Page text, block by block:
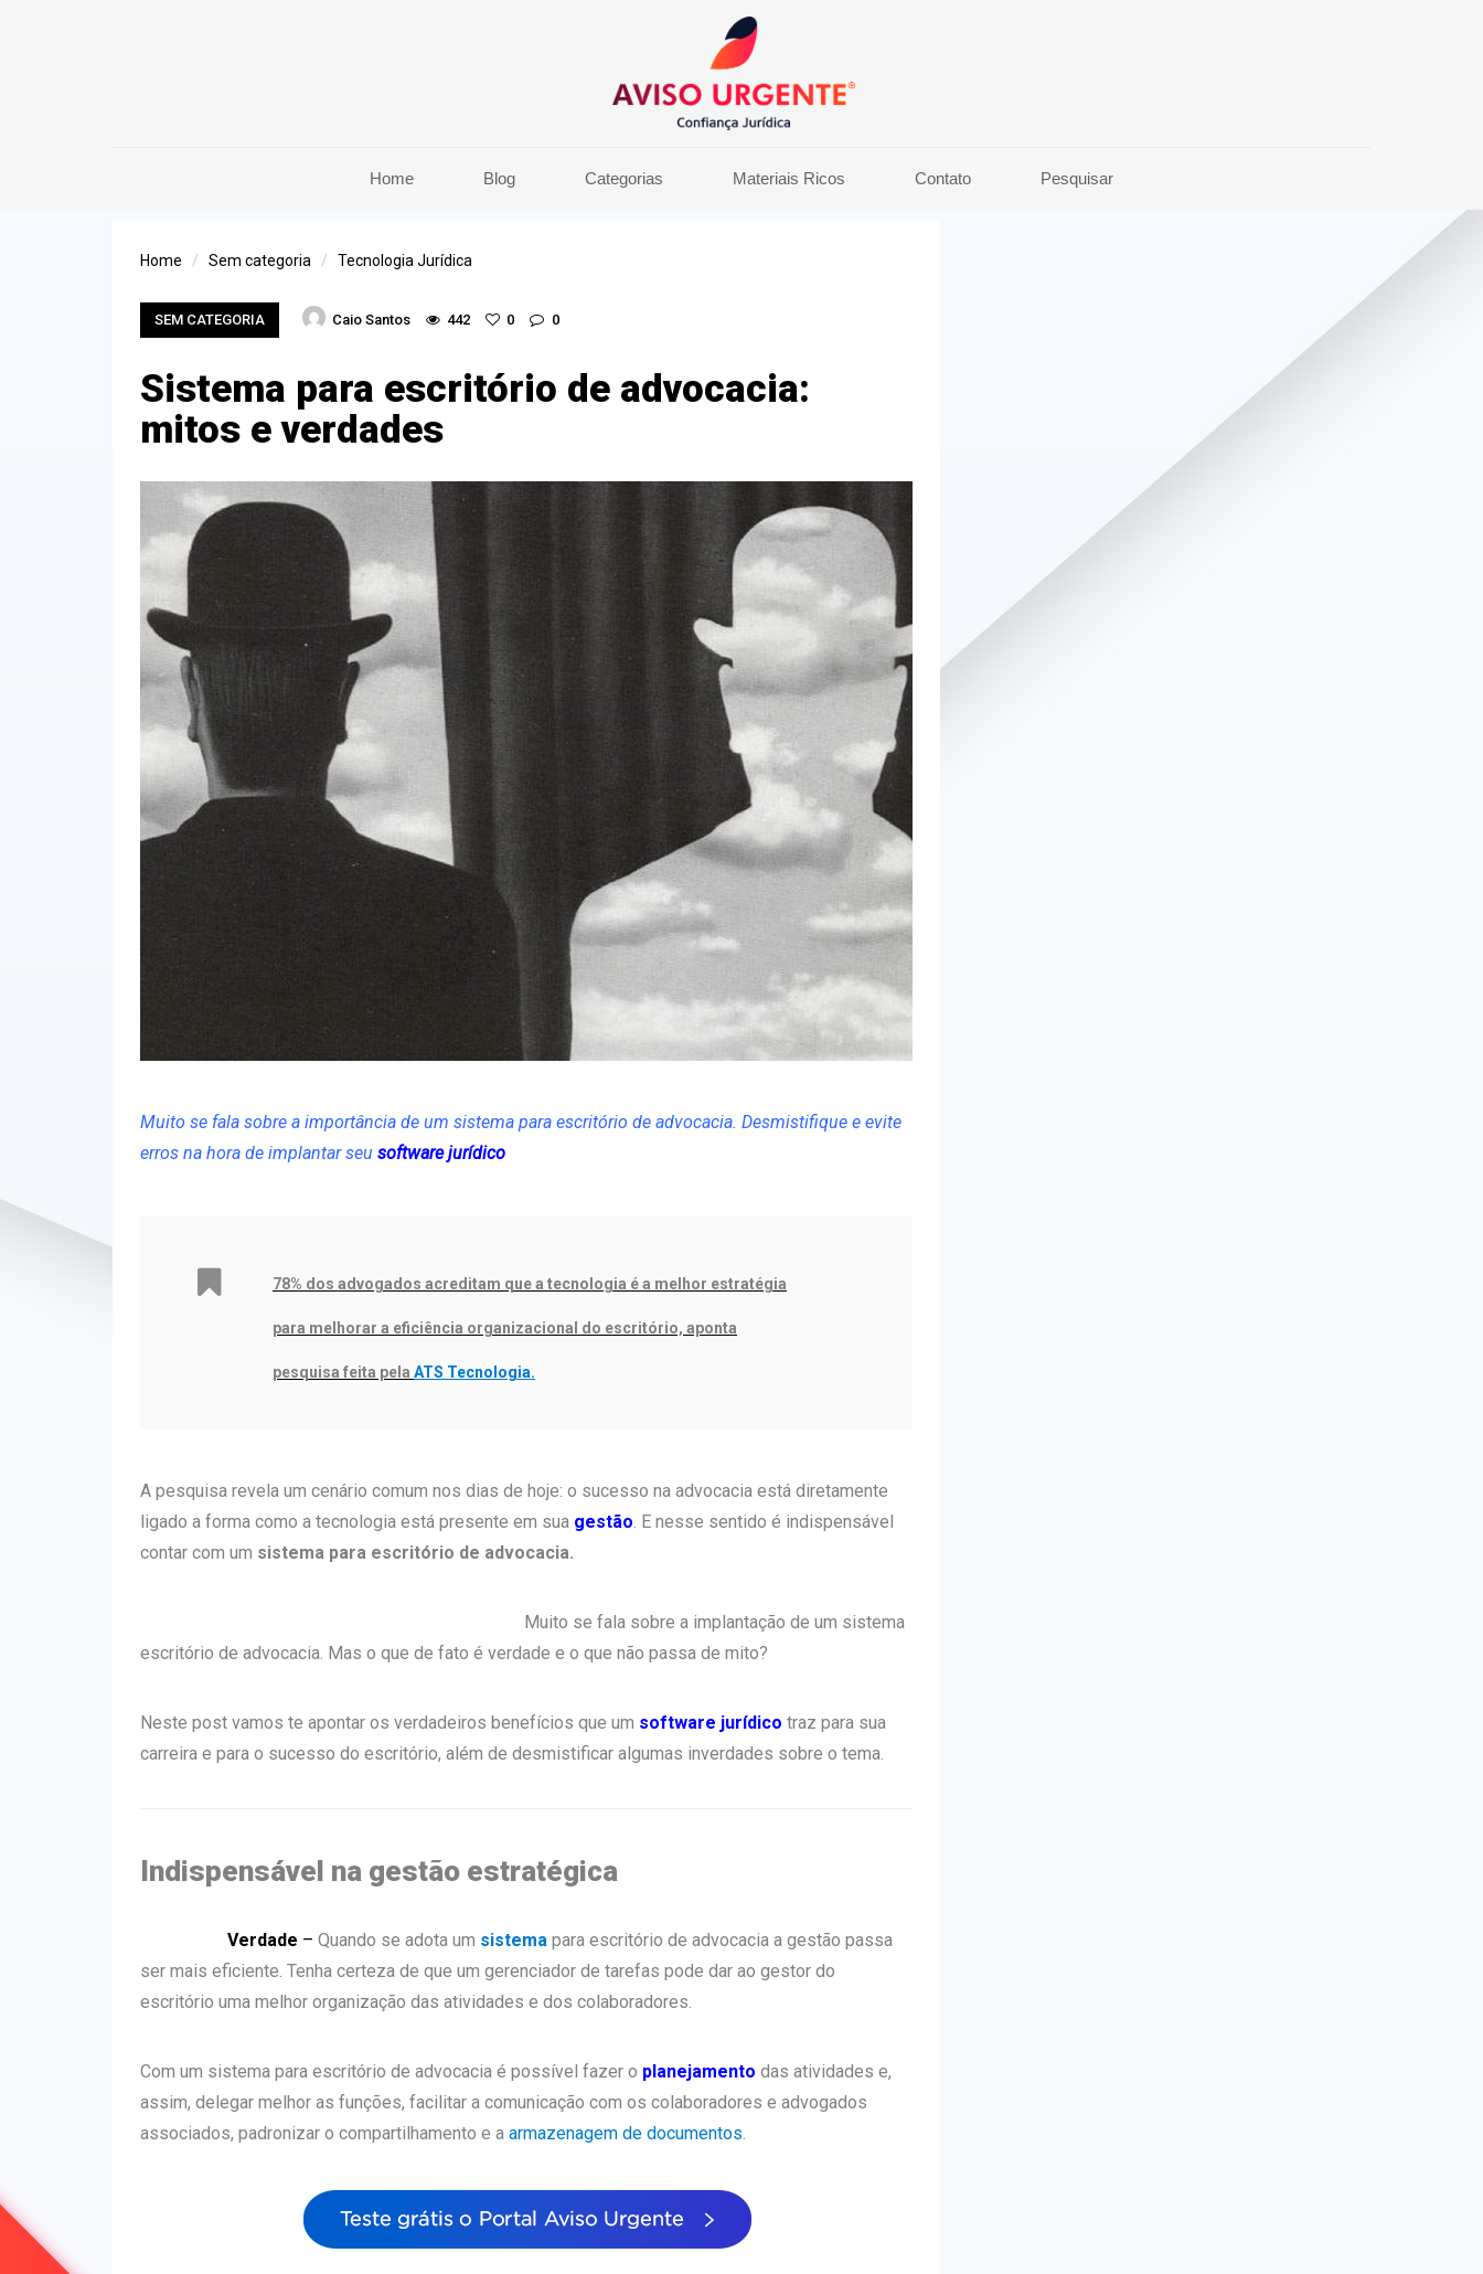
Home Blog Categorias Materiais Ricos Contato Pesquisar
Home Sem categoria Tecnologia Jurídica
SEM CATEGORIA Caio Santos 442 0 0
Sistema para escritório de advocacia:
mitos e verdades
Muito se fala sobre a importância de um sistema para escritório de advocacia. Desmistifique e evite
erros na hora de implantar seu software jurídico
78% dos advogados acreditam que a tecnologia é a melhor estratégia
para melhorar a eficiência organizacional do escritório, aponta
pesquisa feita pela ATS Tecnologia.
A pesquisa revela um cenário comum nos dias de hoje: o sucesso na advocacia está diretamente
ligado a forma como a tecnologia está presente em sua gestão. E nesse sentido é indispensável
contar com um sistema para escritório de advocacia.
Muito se fala sobre a implantação de um sistema
escritório de advocacia. Mas o que de fato é verdade e o que não passa de mito?
Neste post vamos te apontar os verdadeiros benefícios que um software jurídico traz para sua
carreira e para o sucesso do escritório, além de desmistificar algumas inverdades sobre o tema.
Indispensável na gestão estratégica
Verdade – Quando se adota um sistema para escritório de advocacia a gestão passa
ser mais eficiente. Tenha certeza de que um gerenciador de tarefas pode dar ao gestor do
escritório uma melhor organização das atividades e dos colaboradores.
Com um sistema para escritório de advocacia é possível fazer o planejamento das atividades e,
assim, delegar melhor as funções, facilitar a comunicação com os colaboradores e advogados
associados, padronizar o compartilhamento e a armazenagem de documentos.